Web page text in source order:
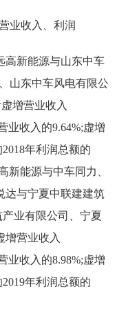
业收入、利润
高新能源与山东中车
山东中车风电有限公
增营业收入
业收入的9.64%;虚增
年利润总额的
新能源与中车同力、
达与宁夏中联建建筑
业有限公司、宁夏
增营业收入
业收入的8.98%;虚增
年利润总额的